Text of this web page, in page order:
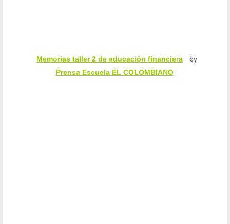
Memorias taller 2 de educación financiera
by
Prensa Escuela EL COLOMBIANO